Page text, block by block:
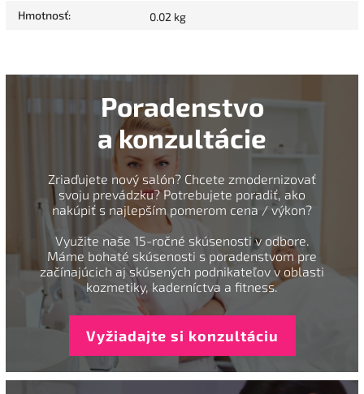
Hmotnosť: 0.02 kg
Poradenstvo
a konzultácie
Zriaďujete nový salón? Chcete zmodernizovať
svoju prevádzku? Potrebujete poradiť, ako
nakúpiť s najlepším pomerom cena / výkon?
Využite naše 15-ročné skúsenosti v odbore.
Máme bohaté skúsenosti s poradenstvom pre
začínajúcich aj skúsených podnikateľov v oblasti
kozmetiky, kaderníctva a fitness.
Vyžiadajte si konzultáciu